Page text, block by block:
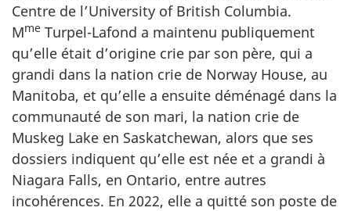
Centre de l’University of British Columbia.
Mme Turpel-Lafond a maintenu publiquement
qu’elle était d’origine crie par son père, qui a
grandi dans la nation crie de Norway House, au
Manitoba, et qu’elle a ensuite déménagé dans la
communauté de son mari, la nation crie de
Muskeg Lake en Saskatchewan, alors que ses
dossiers indiquent qu’elle est née et a grandi à
Niagara Falls, en Ontario, entre autres
incohérences. En 2022, elle a quitté son poste de